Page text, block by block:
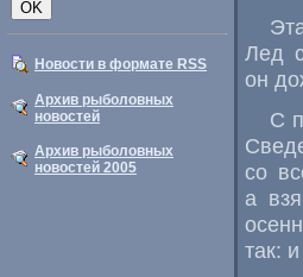
Новости в формате RSS
Архив рыболовных
новостей
Архив рыболовных
новостей 2005
Лед
он
С
со
а
так: